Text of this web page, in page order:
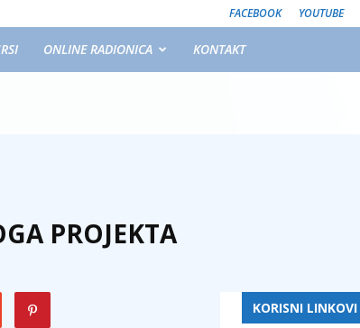
FACEBOOK YOUTUBE
ONLINE RADIONICA KONTAKT
PROJEKTA
KORISNI LINKOVI